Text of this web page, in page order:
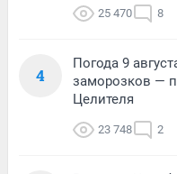
25 470 8
4
Погода 9
заморозков —
Целителя
23 748 2